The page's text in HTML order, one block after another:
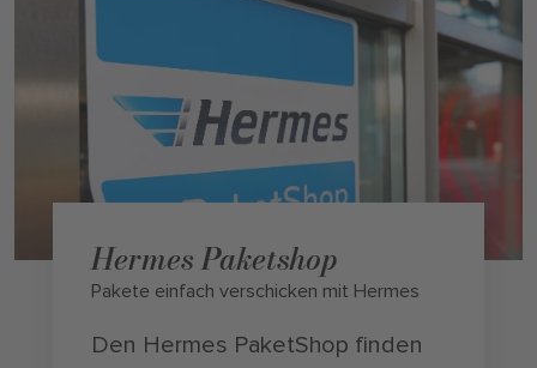
Hermes Paketshop
Pakete einfach verschicken mit Hermes
Den Hermes PaketShop finden